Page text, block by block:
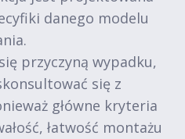
danego modelu
przyczyną wypadku,
się z
główne kryteria
łatwość montażu